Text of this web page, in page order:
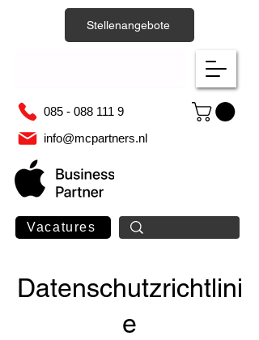
085 - 088 111 9
info@mcpartners.nl
Vacatures
Stellenangebote
Datenschutzrichtlini
e